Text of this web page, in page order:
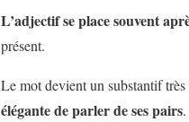
L’adjectif se place souvent
présent.
Le mot devient un substantif
élégante de parler de ses pairs.